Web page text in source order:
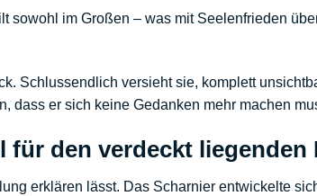
sowohl im Großen – was mit Seelenfrieden
Schlussendlich versieht sie, komplett
dass er sich keine Gedanken mehr machen
den verdeckt liegenden
erklären lässt. Das Scharnier entwickelte